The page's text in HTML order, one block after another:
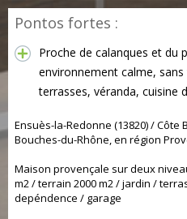
Pontos fortes :
Proche de calanques et du
environnement calme,
terrasses, véranda, cuisine
Ensuès-la-Redonne (13820) /
Bouches-du-Rhône, en région
Maison provençale sur deux
m2 / terrain 2000 m2 / jardin /
depéndence / garage